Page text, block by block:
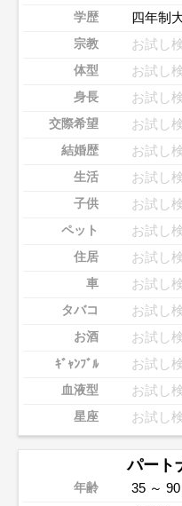
学歴 四年制
宗教 お試し
体型 お試し
身長 お試し
交際希望 お試し
結婚歴 お試し
生活 お試し
子供 お試し
ペット お試し
住居 お試し
車 お試し
タバコ お試し
お酒 お試し
ｷﾞｬﾝﾌﾞﾙ お試し
血液型 お試し
星座 お試し
パート
年齢 35 ～